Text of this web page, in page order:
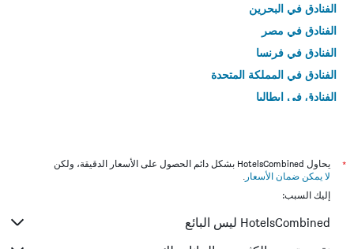
الفنادق في البحرين
الفنادق في مصر
الفنادق في فرنسا
الفنادق في المملكة المتحدة
الفنادق في إيطاليا
*
يحاول HotelsCombined بشكل دائم الحصول على الأسعار الدقيقة، ولكن
لا يمكن ضمان الأسعار .
إليك السبب:
HotelsCombined ليس البائع